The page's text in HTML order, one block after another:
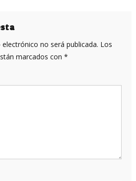
no será publicada. Los
marcados con *